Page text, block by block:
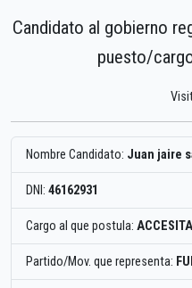
Candidato al gobierno
puesto/
Nombre Candidato: Juan jaire
DNI: 46162931
Cargo al que postula:
Partido/Mov. que representa: